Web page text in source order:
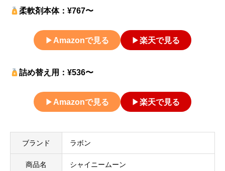
柔軟剤本体：¥767〜
▶ Amazonで見る ▶楽天で見る
詰め替え用：¥536〜
▶ Amazonで見る ▶楽天で見る
ブランド ラボン
商品名 シャイニームーン